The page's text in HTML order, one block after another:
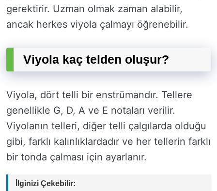
gerektirir. Uzman olmak zaman alabilir,
ancak herkes viyola çalmayı öğrenebilir.
Viyola kaç telden oluşur?
Viyola, dört telli bir enstrümandır. Tellere
genellikle G, D, A ve E notaları verilir.
Viyolanın telleri, diğer telli çalgılarda olduğu
gibi, farklı kalınlıklardadır ve her tellerin farklı
bir tonda çalması için ayarlanır.
İlginizi Çekebilir: